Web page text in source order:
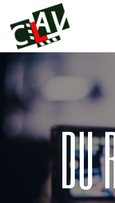
DU